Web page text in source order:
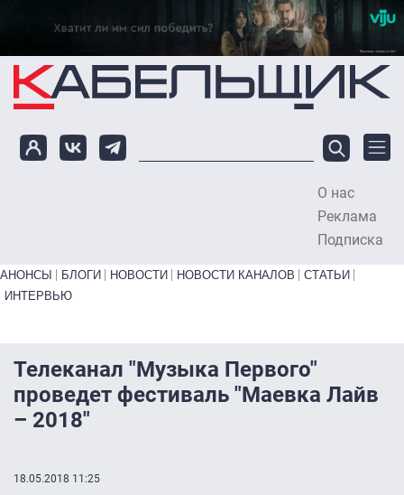
Перейти к основному содержанию
О нас
Реклама
Подписка
Primary links bottom
АНОНСЫ БЛОГИ НОВОСТИ НОВОСТИ КАНАЛОВ
СТАТЬИ
ИНТЕРВЬЮ
Телеканал "Музыка Первого"
проведет фестиваль "Маевка Лайв
– 2018"
18.05.2018 11:25